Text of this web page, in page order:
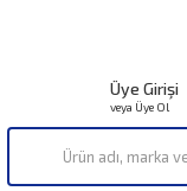
Üye Girişi
veya Üye Ol